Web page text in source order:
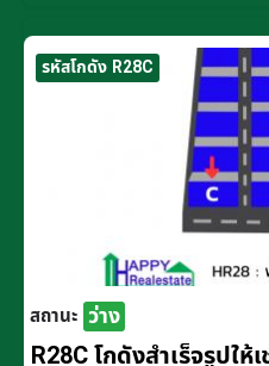
รหัสโกดัง R28C
สถานะ ว่าง
R28C โกดังสำเร็จรูปใ